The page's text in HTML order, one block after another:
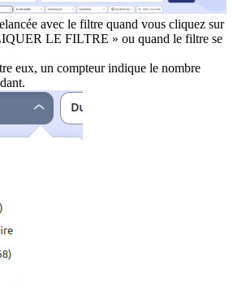
avec le filtre quand vous cliquez sur
LE FILTRE » ou quand le filtre se
eux, un compteur indique le nombre